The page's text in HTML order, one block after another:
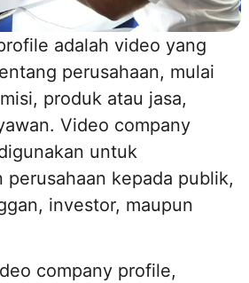
adalah video yang
perusahaan, mulai
produk atau jasa,
Video company
untuk
perusahaan kepada publik,
investor, maupun
company profile,